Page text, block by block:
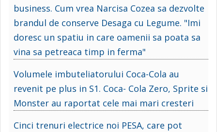
business. Cum vrea Narcisa Cozea sa dezvolte
brandul de conserve Desaga cu Legume. "Imi
doresc un spatiu in care oamenii sa poata sa
vina sa petreaca timp in ferma"
Volumele imbuteliatorului Coca-Cola au
revenit pe plus in S1. Coca- Cola Zero, Sprite si
Monster au raportat cele mai mari cresteri
Cinci trenuri electrice noi PESA, care pot